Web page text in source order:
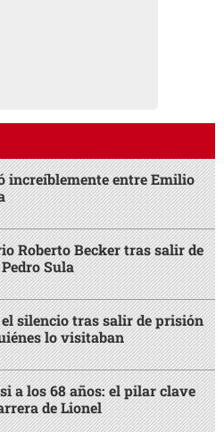
increíblemente entre Emilio
Roberto Becker tras salir de
Sula
silencio tras salir de prisión
lo visitaban
a los 68 años: el pilar clave
de Lionel